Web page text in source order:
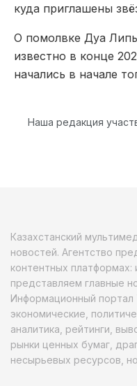
куда приглашены
О помолвке Дуа
известно в конце
начались в начале
Наша редакция
Казахстанский
новостей. Агентство
контентных
представляем главные
Информационный портал
экономические,
аналитика, рейтинги,
рынки ценных бумаг,
несырьевых ресурсов,